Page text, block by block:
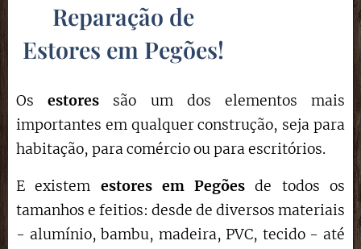
Reparação de
Estores em Pegões!
Os estores são um dos elementos mais
importantes em qualquer construção, seja para
habitação, para comércio ou para escritórios.
E existem estores em Pegõesde todos os
tamanhos e feitios: desde de diversos materiais
- alumínio, bambu, madeira, PVC, tecido - até